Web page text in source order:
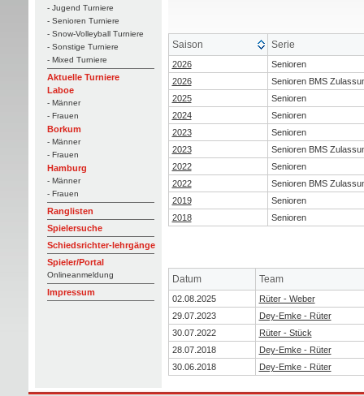
- Jugend Turniere
- Senioren Turniere
- Snow-Volleyball Turniere
- Sonstige Turniere
- Mixed Turniere
Aktuelle Turniere
Laboe
- Männer
- Frauen
Borkum
- Männer
- Frauen
Hamburg
- Männer
- Frauen
Ranglisten
Spielersuche
Schiedsrichter-lehrgänge
Spieler/Portal
Onlineanmeldung
Impressum
Saison Serie
2026
Senioren
2026
Senioren BMS
2025
Senioren
2024
Senioren
2023
Senioren
2023
Senioren BMS
2022
Senioren
2022
Senioren BMS
2019
Senioren
2018
Senioren
Datum Team
02.08.2025
Rüter - Weber
29.07.2023
Dey-Emke - Rüter
30.07.2022
Rüter - Stück
28.07.2018
Dey-Emke - Rüter
30.06.2018
Dey-Emke - Rüter